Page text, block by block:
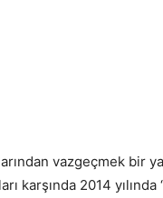
vazgeçmek bir
karşında 2014